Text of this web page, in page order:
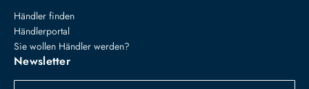
Händler finden
Händlerportal
Sie wollen Händler werden?
Newsletter